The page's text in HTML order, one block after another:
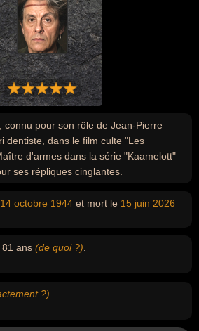
connu pour son rôle de Jean-Pierre
dentiste, dans le film culte "Les
d'armes dans la série "Kaamelott"
ses répliques cinglantes.
14 octobre 1944 et mort le 15 juin 2026
ans (de quoi ?)
?)